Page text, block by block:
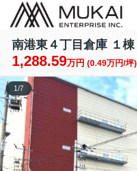
南港東４丁目倉庫 １棟
1,288.59万円 (0.49万円/坪)
1/7